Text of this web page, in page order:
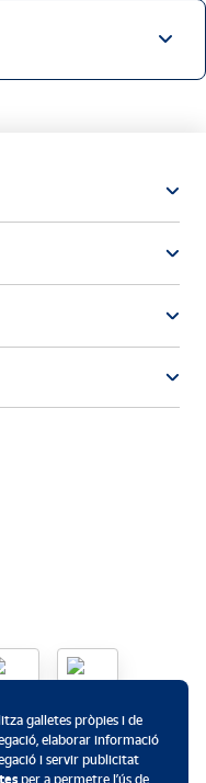
galletes pròpies i de
elaborar informació
i servir publicitat
per a permetre l’ús de